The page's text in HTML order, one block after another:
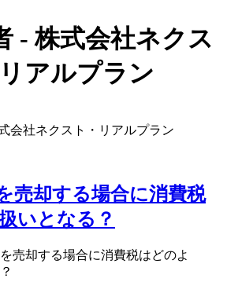
- 株式会社ネクス
リアルプラン
会社ネクスト・リアルプラン
売却する場合に消費税
いとなる？